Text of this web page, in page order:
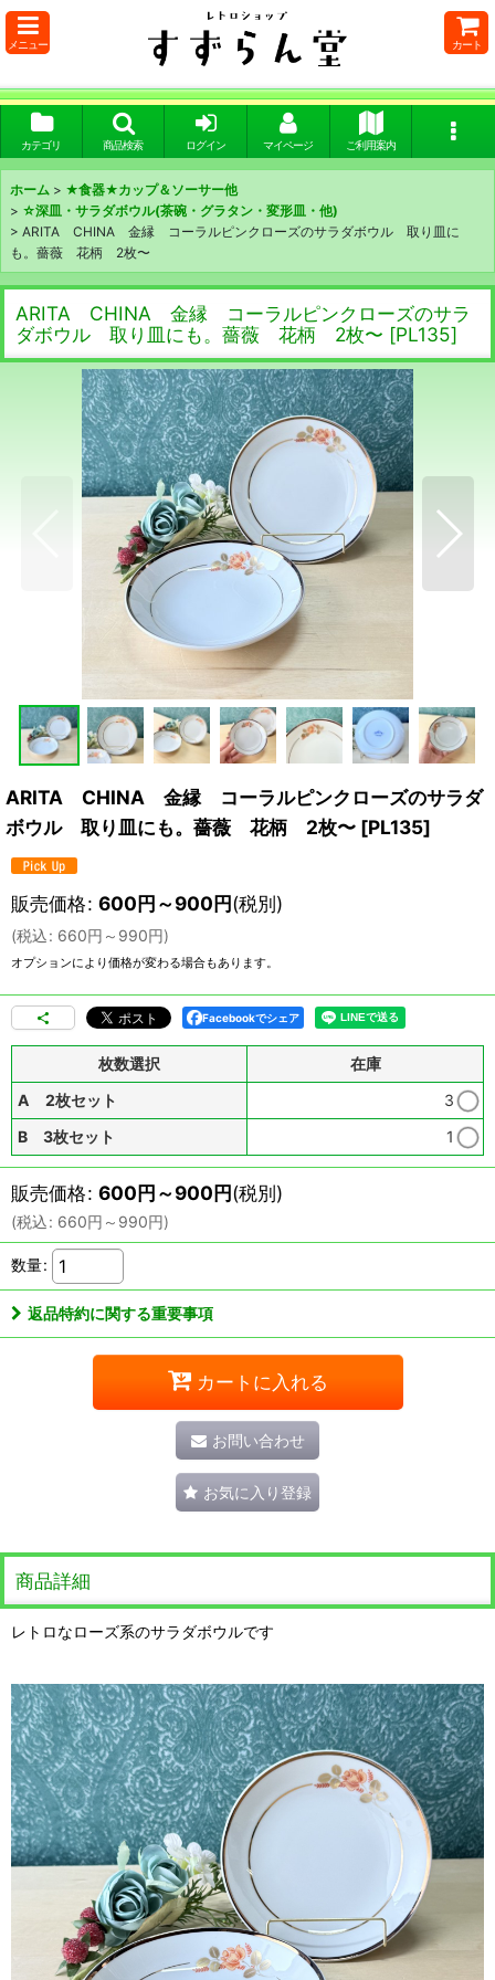
メニュー カート
カテゴリ 商品検索 ログイン マイページ ご利用案内
ホーム > ★食器★カップ＆ソーサー他
> ☆深皿・サラダボウル(茶碗・グラタン・変形皿・他)
> ARITA CHINA 金縁 コーラルピンクローズのサラダボウル 取り皿に
も。薔薇 花柄 2枚〜
ARITA CHINA 金縁 コーラルピンクローズのサラ
ダボウル 取り皿にも。薔薇 花柄 2枚〜 [PL135]
ARITA CHINA 金縁 コーラルピンクローズのサラダ
ボウル 取り皿にも。薔薇 花柄 2枚〜 [PL135]
販売価格: 600円～900円(税別)
(税込: 660円 ～990円)
オプションにより価格が変わる場合もあります。
Facebookでシェア
枚数選択
在庫
A 2枚セット
3
B 3枚セット
1
販売価格: 600円～900円(税別)
(税込: 660円 ～990円)
数量:
返品特約に関する重要事項
カートに入れる
お問い合わせ
お気に入り登録
商品詳細
レトロなローズ系のサラダボウルです